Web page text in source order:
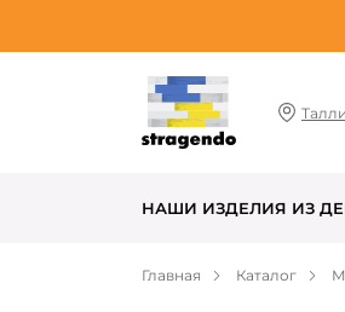
НАШИ ИЗДЕЛИЯ ИЗ
Главная Каталог